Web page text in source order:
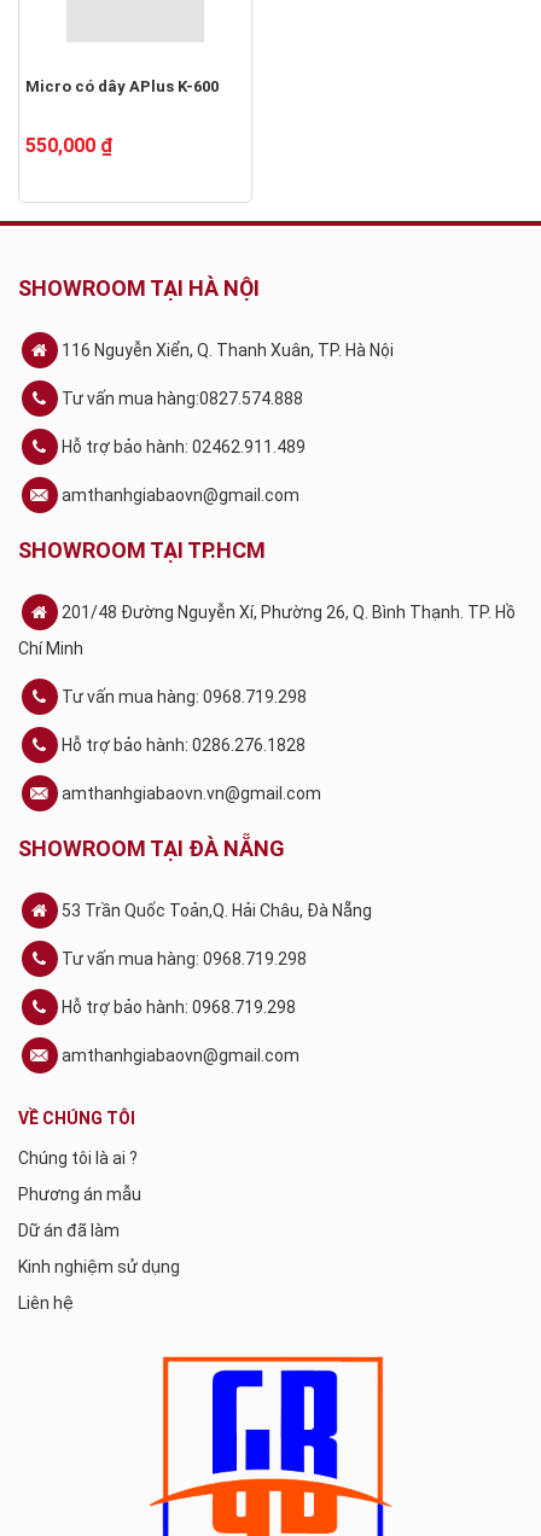
Micro có dây APlus K-600
550,000 ₫
SHOWROOM TẠI HÀ NỘI
116 Nguyễn Xiển, Q. Thanh Xuân, TP. Hà Nội
Tư vấn mua hàng:0827.574.888
Hỗ trợ bảo hành: 02462.911.489
amthanhgiabaovn@gmail.com
SHOWROOM TẠI TP.HCM
201/48 Đường Nguyễn Xí, Phường 26, Q. Bình Thạnh. TP. Hồ
Chí Minh
Tư vấn mua hàng: 0968.719.298
Hỗ trợ bảo hành: 0286.276.1828
amthanhgiabaovn.vn@gmail.com
SHOWROOM TẠI ĐÀ NẴNG
53 Trần Quốc Toản,Q. Hải Châu, Đà Nẵng
Tư vấn mua hàng: 0968.719.298
Hỗ trợ bảo hành: 0968.719.298
amthanhgiabaovn@gmail.com
VỀ CHÚNG TÔI
Chúng tôi là ai ?
Phương án mẫu
Dữ án đã làm
Kinh nghiệm sử dụng
Liên hệ